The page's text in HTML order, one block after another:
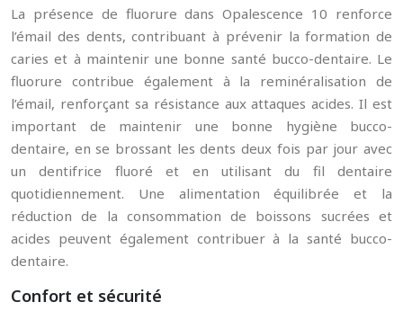
La présence de fluorure dans Opalescence 10 renforce
l’émail des dents, contribuant à prévenir la formation de
caries et à maintenir une bonne santé bucco-dentaire. Le
fluorure contribue également à la reminéralisation de
l’émail, renforçant sa résistance aux attaques acides. Il est
important de maintenir une bonne hygiène bucco-
dentaire, en se brossant les dents deux fois par jour avec
un dentifrice fluoré et en utilisant du fil dentaire
quotidiennement. Une alimentation équilibrée et la
réduction de la consommation de boissons sucrées et
acides peuvent également contribuer à la santé bucco-
dentaire.
Confort et sécurité